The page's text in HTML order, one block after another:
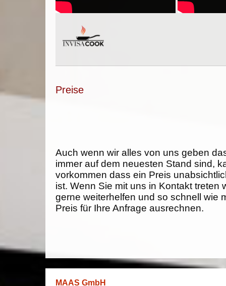
Preise
Auch wenn wir alles von uns geben
immer auf dem neuesten Stand sind,
vorkommen dass ein Preis
ist. Wenn Sie mit uns in Kontakt treten
gerne weiterhelfen und so schnell wie
Preis für Ihre Anfrage ausrechnen.
MAAS GmbH